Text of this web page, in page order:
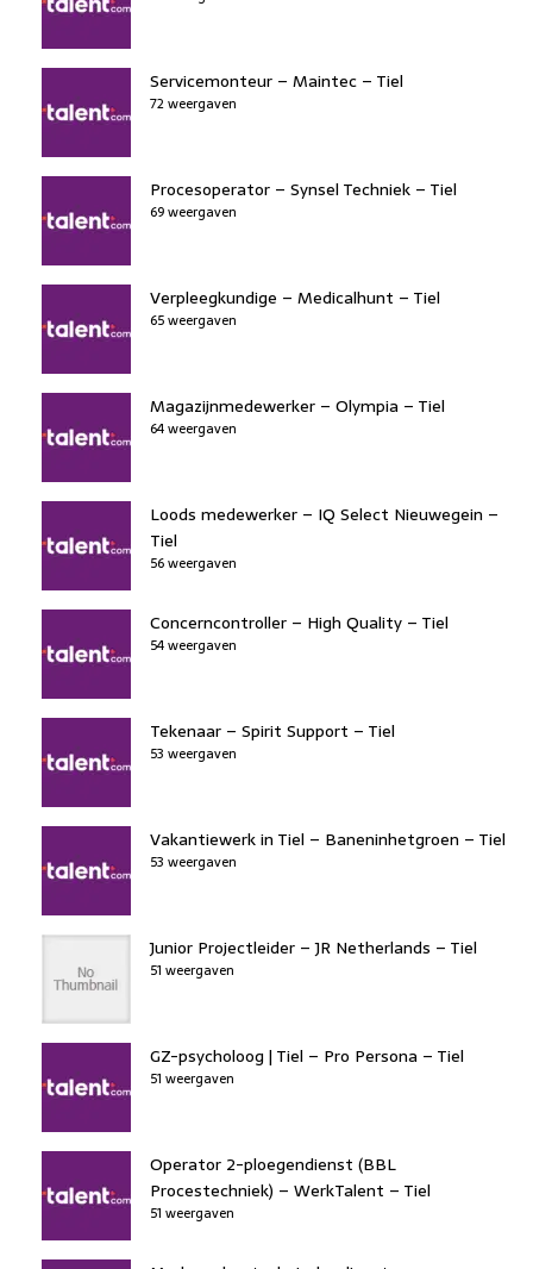
Servicemonteur – Maintec – Tiel
72 weergaven
Procesoperator – Synsel Techniek – Tiel
69 weergaven
Verpleegkundige – Medicalhunt – Tiel
65 weergaven
Magazijnmedewerker – Olympia – Tiel
64 weergaven
Loods medewerker – IQ Select Nieuwegein –
Tiel
56 weergaven
Concerncontroller – High Quality – Tiel
54 weergaven
Tekenaar – Spirit Support – Tiel
53 weergaven
Vakantiewerk in Tiel – Baneninhetgroen – Tiel
53 weergaven
Junior Projectleider – JR Netherlands – Tiel
51 weergaven
GZ-psycholoog | Tiel – Pro Persona – Tiel
51 weergaven
Operator 2-ploegendienst (BBL
Procestechniek) – WerkTalent – Tiel
51 weergaven